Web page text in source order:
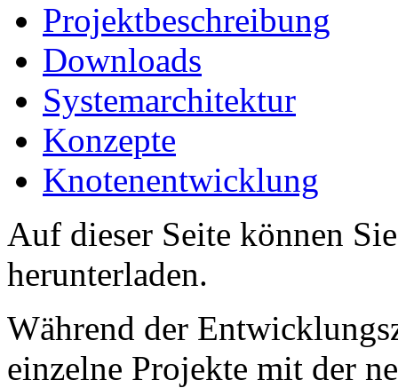
Projektbeschreibung
Downloads
Systemarchitektur
Konzepte
Knotenentwicklung
Auf dieser Seite können
herunterladen.
Während der
einzelne Projekte mit der